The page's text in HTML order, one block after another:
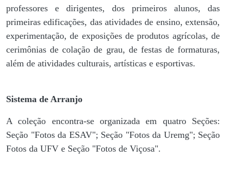
professores e dirigentes, ​dos primeiros alunos, das
primeiras edificações, das atividades de ensino, extensão,
experimentação, de exposições de produtos agrícolas, de
cerimônias de colação de grau, de festas de formaturas,
além de atividades culturais, artísticas e esportivas.
Sistema de Arranjo
A coleção encontra-se organizada em quatro Seções:
Seção "Fotos da ESAV"; Seção "Fotos da Uremg"; Seção
Fotos da UFV e Seção "Fotos de Viçosa".